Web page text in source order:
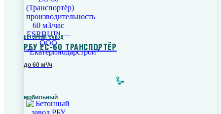
БЕТОННЫЙ ЗАВОД
РБУ ЕС-60 ТРАНСПОРТЁР
до 60 м³/ч
мобильный